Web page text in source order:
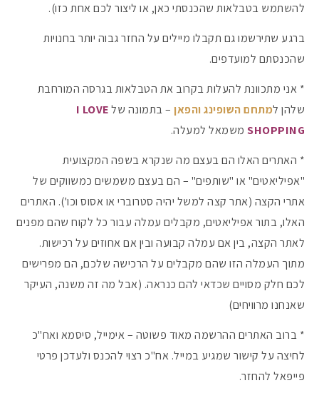
להשתמש בטבלאות שהכנסתי כאן, או ליצור לכם אחת כזו).
ברגע שתירשמו גם תקבלו מיילים על החזר גבוה יותר בחנויות
שהכנסתם למועדפים.
* אני מתכוונת להעלות בקרוב את הטבלאות בגרסה המורחבת
שלהן למתחם השופינג והפאן – בתמונה שלI LOVE
SHOPPING משמאל למעלה.
* האתרים האלו הם בעצם מה שנקרא בשפה המקצועית
"אפיליאטים" או "שותפים" – הם בעצם משמשים כמשווקים של
אתרי הקצה (אתר קצה למשל יהיה סטרוברי או אסוס וכו'). האתרים
האלו, בתור אפיליאטים, מקבלים עמלה עבור כל לקוח שהם מפנים
לאתר הקצה, בין אם עמלה קבועה ובין אם אחוזים על רכישות.
מתוך העמלה הזו שהם מקבלים על הרכישה שלכם, הם מפרישים
לכם חלק מסויים שכדאי להם כנראה. (אבל מה זה משנה, העיקר
שאנחנו מרוויחים)
* ברוב האתרים ההרשמה מאוד פשוטה – אימייל, סיסמא ואח"כ
לחיצה על קישור שמגיע במייל. אח"כ רצוי להכנס ולעדכן פרטי
פייפאל להחזר.